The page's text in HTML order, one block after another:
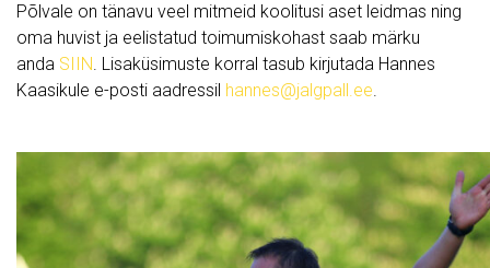
Põlvale on tänavu veel mitmeid koolitusi aset leidmas ning
oma huvist ja eelistatud toimumiskohast saab märku
anda SIIN. Lisaküsimuste korral tasub kirjutada Hannes
Kaasikule e-posti aadressil hannes@jalgpall.ee.